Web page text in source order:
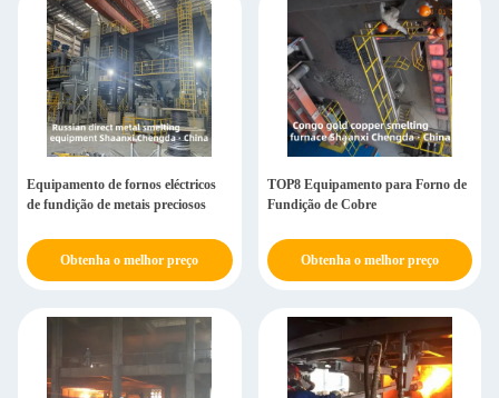
Equipamento de fornos eléctricos
de fundição de metais preciosos
Obtenha o melhor preço
TOP8 Equipamento para Forno de
Fundição de Cobre
Obtenha o melhor preço